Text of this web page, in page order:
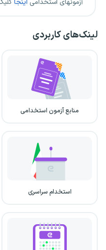
لینک‌های کاربردی
منابع آزمون استخدامی
استخدام سراسری